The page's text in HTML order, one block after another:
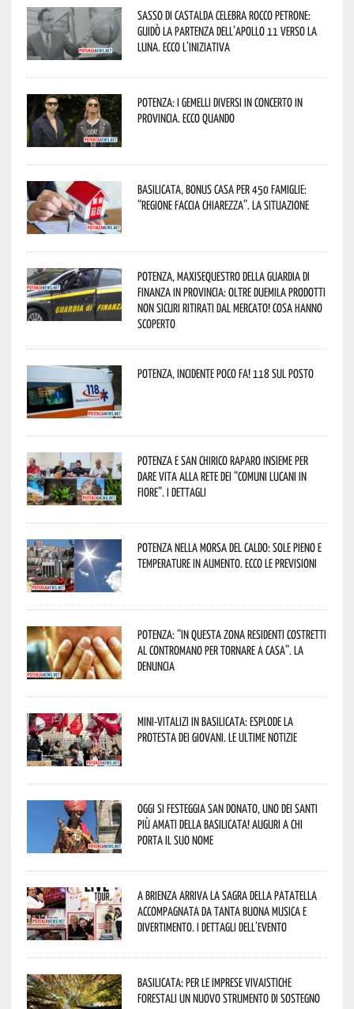
Sasso di Castalda celebra Rocco Petrone:
guidò la partenza dell’Apollo 11 verso la
Luna. Ecco l’iniziativa
Potenza: i Gemelli DiVersi in concerto in
provincia. Ecco quando
Basilicata, Bonus casa per 450 famiglie:
“Regione faccia chiarezza”. La situazione
Potenza, maxisequestro della Guardia di
Finanza in provincia: oltre duemila prodotti
non sicuri ritirati dal mercato! Cosa hanno
scoperto
Potenza, incidente poco fa! 118 sul posto
Potenza e San Chirico Raparo insieme per
dare vita alla rete dei “Comuni Lucani in
Fiore”. I dettagli
Potenza nella morsa del caldo: sole pieno e
temperature in aumento. Ecco le previsioni
Potenza: “In questa zona residenti costretti
al contromano per tornare a casa”. La
denuncia
Mini-vitalizi in Basilicata: esplode la
protesta dei giovani. Le ultime notizie
Oggi si festeggia San Donato, uno dei Santi
più amati della Basilicata! Auguri a chi
porta il suo nome
A Brienza arriva la Sagra della Patatella
accompagnata da tanta buona musica e
divertimento. I dettagli dell’evento
Basilicata: per le imprese vivaistiche
forestali un nuovo strumento di sostegno